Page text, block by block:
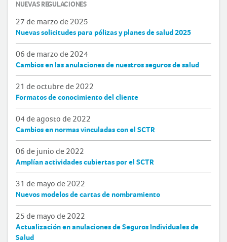
NUEVAS REGULACIONES
27 de marzo de 2025
Nuevas solicitudes para pólizas y planes de salud 2025
06 de marzo de 2024
Cambios en las anulaciones de nuestros seguros de salud
21 de octubre de 2022
Formatos de conocimiento del cliente
04 de agosto de 2022
Cambios en normas vinculadas con el SCTR
06 de junio de 2022
Amplían actividades cubiertas por el SCTR
31 de mayo de 2022
Nuevos modelos de cartas de nombramiento
25 de mayo de 2022
Actualización en anulaciones de Seguros Individuales de
Salud